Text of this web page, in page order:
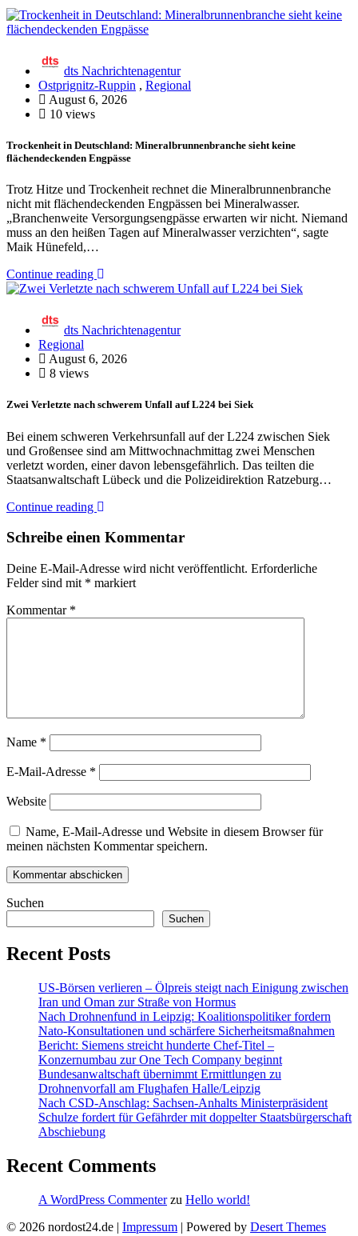
dts Nachrichtenagentur
Ostprignitz-Ruppin , Regional
August 6, 2026
10 views
Trockenheit in Deutschland: Mineralbrunnenbranche sieht keine
flächendeckenden Engpässe
Trotz Hitze und Trockenheit rechnet die Mineralbrunnenbranche
nicht mit flächendeckenden Engpässen bei Mineralwasser.
„Branchenweite Versorgungsengpässe erwarten wir nicht. Niemand
muss an den heißen Tagen auf Mineralwasser verzichten“, sagte
Maik Hünefeld,…
Continue reading
dts Nachrichtenagentur
Regional
August 6, 2026
8 views
Zwei Verletzte nach schwerem Unfall auf L224 bei Siek
Bei einem schweren Verkehrsunfall auf der L224 zwischen Siek
und Großensee sind am Mittwochnachmittag zwei Menschen
verletzt worden, einer davon lebensgefährlich. Das teilten die
Staatsanwaltschaft Lübeck und die Polizeidirektion Ratzeburg…
Continue reading
Schreibe einen Kommentar
Deine E-Mail-Adresse wird nicht veröffentlicht. Erforderliche
Felder sind mit * markiert
Kommentar *
Name *
E-Mail-Adresse *
Website
Name, E-Mail-Adresse und Website in diesem Browser für
meinen nächsten Kommentar speichern.
Suchen
Suchen
Recent Posts
US-Börsen verlieren – Ölpreis steigt nach Einigung zwischen
Iran und Oman zur Straße von Hormus
Nach Drohnenfund in Leipzig: Koalitionspolitiker fordern
Nato-Konsultationen und schärfere Sicherheitsmaßnahmen
Bericht: Siemens streicht hunderte Chef-Titel –
Konzernumbau zur One Tech Company beginnt
Bundesanwaltschaft übernimmt Ermittlungen zu
Drohnenvorfall am Flughafen Halle/Leipzig
Nach CSD-Anschlag: Sachsen-Anhalts Ministerpräsident
Schulze fordert für Gefährder mit doppelter Staatsbürgerschaft
Abschiebung
Recent Comments
A WordPress Commenterzu Hello world!
© 2026 nordost24.de | Impressum | Powered by Desert Themes